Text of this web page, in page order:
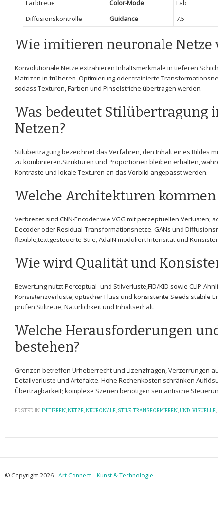
Farbtreue
Color-Mode
Lab
Diffusionskontrolle
Guidance 7.5
Wie imitieren neuronale Netze
Konvolutionale Netze extrahieren Inhaltsmerkmale in tieferen
Matrizen in früheren. Optimierung oder trainierte
sodass Texturen, Farben und Pinselstriche übertragen werden.
Was bedeutet ⁣Stilübertragung
Netzen?
Stilübertragung bezeichnet das Verfahren, den Inhalt eines Bildes
zu kombinieren.Strukturen und Proportionen bleiben ‍erhalten,
Kontraste und lokale Texturen an das Vorbild angepasst werden.
Welche Architekturen ⁣kommen
Verbreitet sind CNN-Encoder wie VGG mit perzeptuellen Verlusten;
Decoder oder Residual-Transformationsnetze. GANs und
flexible,textgesteuerte Stile;⁢ AdaIN⁤ moduliert Intensität und
Wie wird Qualität und
Bewertung nutzt Perceptual-⁤ und Stilverluste,FID/KID sowie CLIP-
Konsistenzverluste, optischer Fluss⁢ und konsistente⁢ Seeds‌ stabile‍
prüfen Stiltreue, Natürlichkeit und Inhaltserhalt.
Welche Herausforderungen
bestehen?
Grenzen betreffen Urheberrecht und Lizenzfragen, Verzerrungen
Detailverluste und Artefakte. Hohe ‍Rechenkosten schränken
Übertragbarkeit; komplexe Szenen benötigen semantische
POSTED IN:IMITIEREN,NETZE,NEURONALE, STILE,TRANSFORMIEREN,UND,VISUELLE,
© Copyright 2026 -Art Connect – Kunst & Technologie